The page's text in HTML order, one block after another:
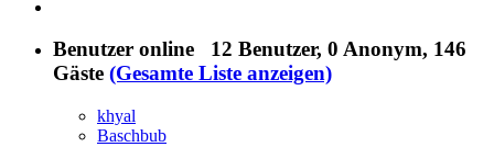
Benutzer online 12 Benutzer, 0 Anonym, 146
Gäste (Gesamte Liste anzeigen)
khyal
Baschbub